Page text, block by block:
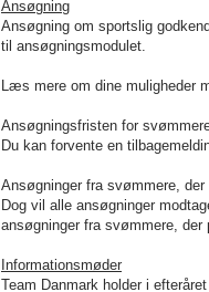
Ansøgning
Ansøgning om sportslig
til ansøgningsmodulet.
Læs mere om dine muligheder
Ansøgningsfristen for
Du kan forvente en
Ansøgninger fra svømmere,
Dog vil alle ansøgninger
ansøgninger fra svømmere,
Informationsmøder
Team Danmark holder i